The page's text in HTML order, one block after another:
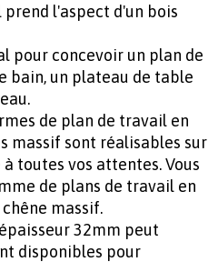
l'aspect d'un bois
pour concevoir un plan de
bain, un plateau de table
de plan de travail en
massif sont réalisables sur
toutes vos attentes. Vous
de plans de travail en
massif.
32mm peut
disponibles pour